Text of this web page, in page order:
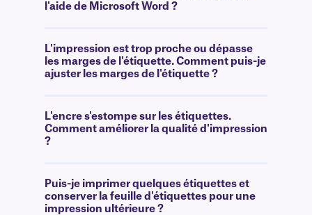
l'aide de Microsoft Word ?
L'impression est trop proche ou dépasse
les marges de l'étiquette. Comment puis-je
ajuster les marges de l'étiquette ?
L'encre s'estompe sur les étiquettes.
Comment améliorer la qualité d'impression
?
Puis-je imprimer quelques étiquettes et
conserver la feuille d'étiquettes pour une
impression ultérieure ?